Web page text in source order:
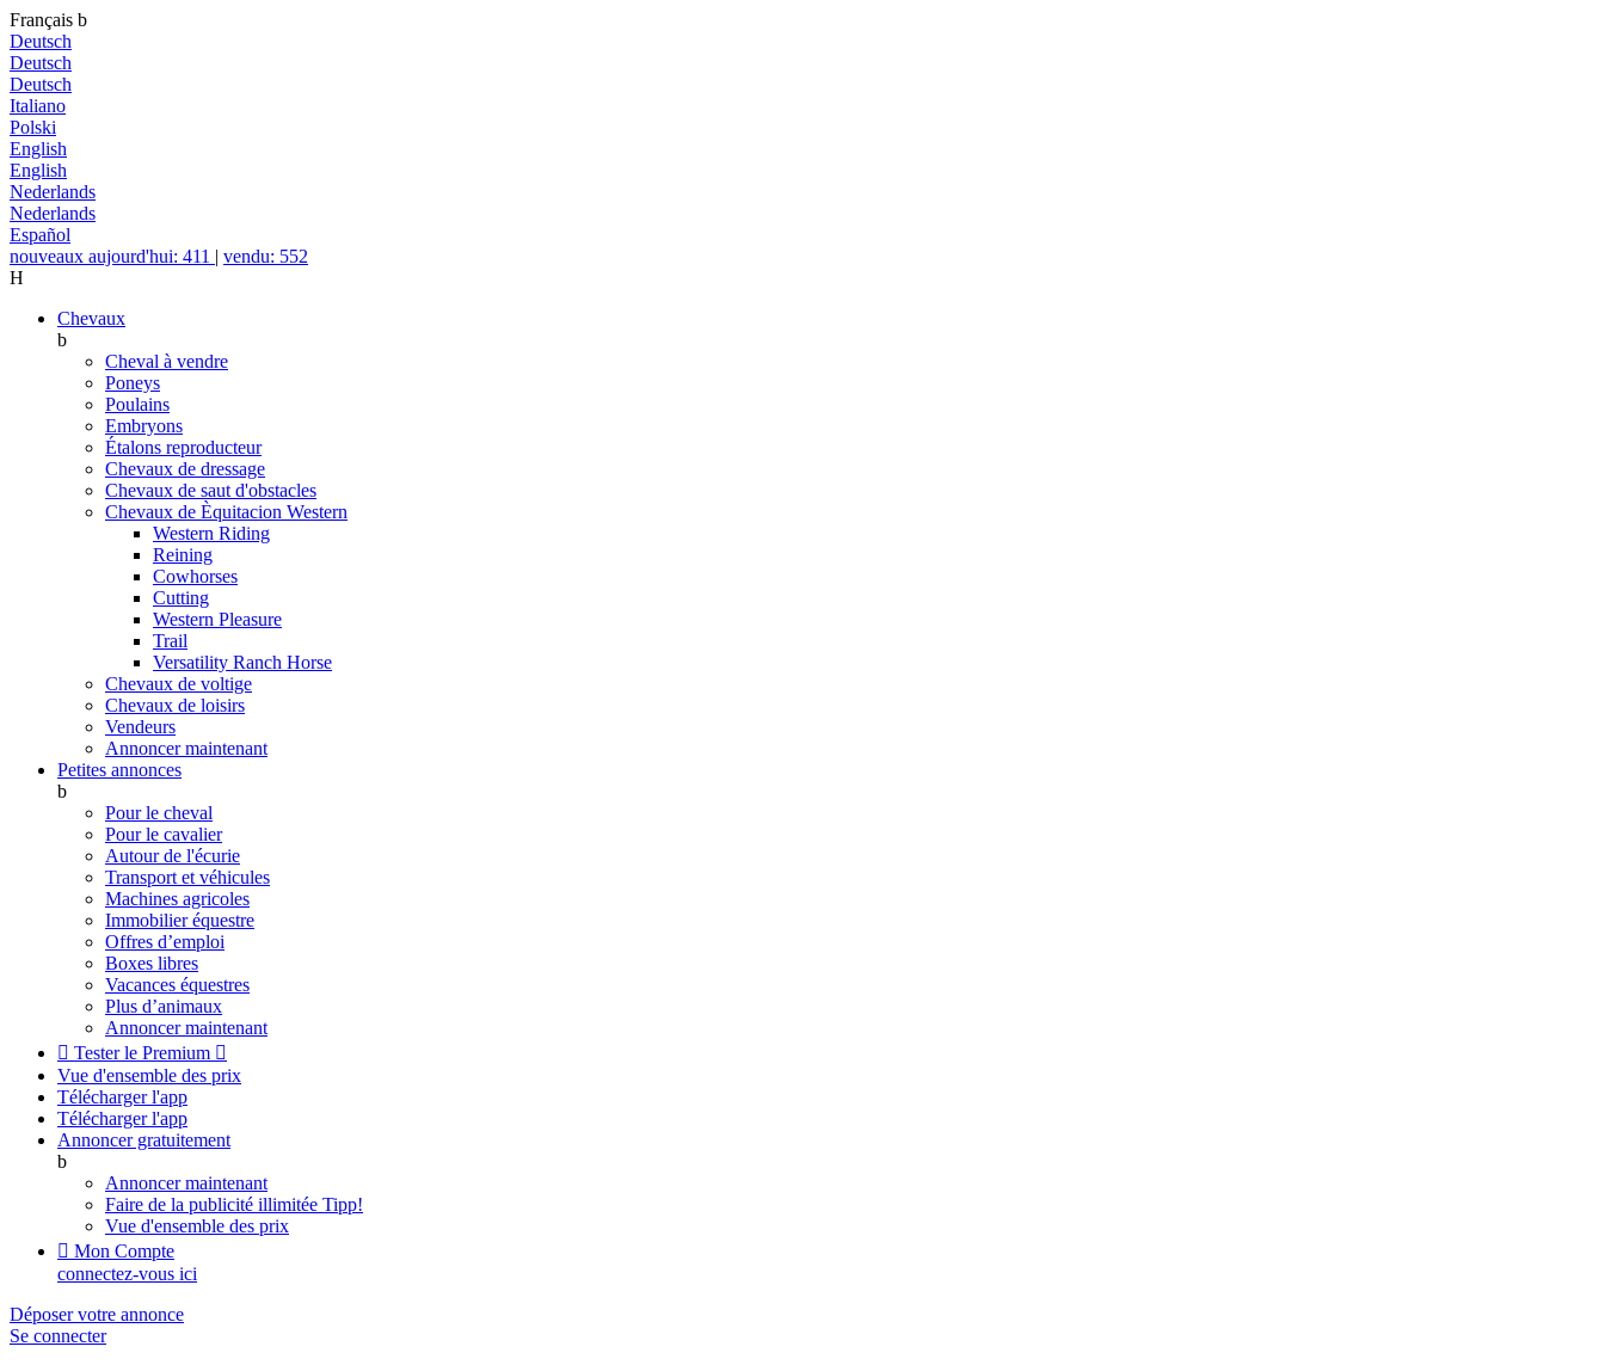
Français b
Deutsch
Deutsch
Deutsch
Italiano
Polski
English
English
Nederlands
Nederlands
Español
nouveaux aujourd'hui: 411 | vendu: 552
H
Chevaux
b
Cheval à vendre
Poneys
Poulains
Embryons
Étalons reproducteur
Chevaux de dressage
Chevaux de saut d'obstacles
Chevaux de Èquitacion Western
Western Riding
Reining
Cowhorses
Cutting
Western Pleasure
Trail
Versatility Ranch Horse
Chevaux de voltige
Chevaux de loisirs
Vendeurs
Annoncer maintenant
Petites annonces
b
Pour le cheval
Pour le cavalier
Autour de l'écurie
Transport et véhicules
Machines agricoles
Immobilier équestre
Offres d’emploi
Boxes libres
Vacances équestres
Plus d’animaux
Annoncer maintenant
 Tester le Premium 
Vue d'ensemble des prix
Télécharger l'app
Télécharger l'app
Annoncer gratuitement
b
Annoncer maintenant
Faire de la publicité illimitée Tipp!
Vue d'ensemble des prix
 Mon Compte
connectez-vous ici
Déposer votre annonce
Se connecter